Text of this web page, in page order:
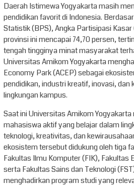
Daerah Istimewa Yogyakarta masih
pendidikan favorit di Indonesia.
Statistik (BPS), Angka Partisipasi
provinsi ini mencapai 74,70 persen,
tengah tingginya minat masyarakat
Universitas Amikom Yogyakarta
Economy Park (ACEP) sebagai
pendidikan, industri kreatif, inovasi,
lingkungan kampus.
Saat ini Universitas Amikom
mahasiswa aktif yang belajar dalam
teknologi, kreativitas, dan
ekosistem tersebut didukung oleh tiga
Fakultas Ilmu Komputer (FIK), Fakultas
serta Fakultas Sains dan Teknologi
menghadirkan program studi yang